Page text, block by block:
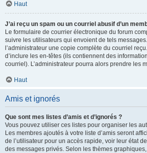
Haut
J’ai reçu un spam ou un courriel abusif d’un
Le formulaire de courrier électronique du forum
suivre les utilisateurs qui envoient de tels
l’administrateur une copie complète du courriel
d’inclure les en-têtes (ils contiennent des
courriel). L’administrateur pourra alors prendre les
Haut
Amis et ignorés
Que sont mes listes d’amis et d’ignorés ?
Vous pouvez utiliser ces listes pour organiser les
Les membres ajoutés à votre liste d’amis seront
de l’utilisateur pour un accès rapide, voir leur état
des messages privés. Selon les thèmes